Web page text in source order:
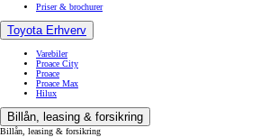
Priser & brochurer
Toyota Erhverv
Varebiler
Proace City
Proace
Proace Max
Hilux
Billån, leasing & forsikring
Billån, leasing & forsikring